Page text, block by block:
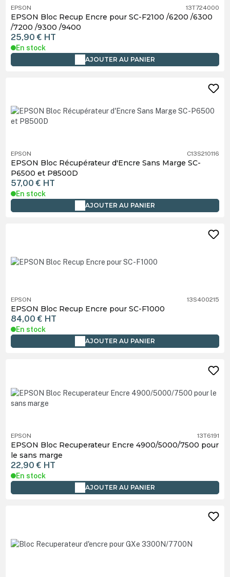
EPSON 13T724000
EPSON Bloc Recup Encre pour SC-F2100 /6200 /6300
/7200 /9300 /9400
25,90 € HT
En stock
AJOUTER AU PANIER
EPSON C13S210116
EPSON Bloc Récupérateur d'Encre Sans Marge SC-
P6500 et P8500D
57,00 € HT
En stock
AJOUTER AU PANIER
EPSON 13S400215
EPSON Bloc Recup Encre pour SC-F1000
84,00 € HT
En stock
AJOUTER AU PANIER
EPSON 13T6191
EPSON Bloc Recuperateur Encre 4900/5000/7500 pour
le sans marge
22,90 € HT
En stock
AJOUTER AU PANIER